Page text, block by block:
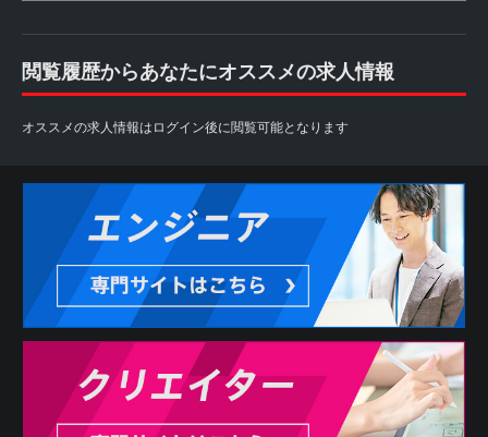
閲覧履歴からあなたにオススメの求人情報
オススメの求人情報はログイン後に閲覧可能となります